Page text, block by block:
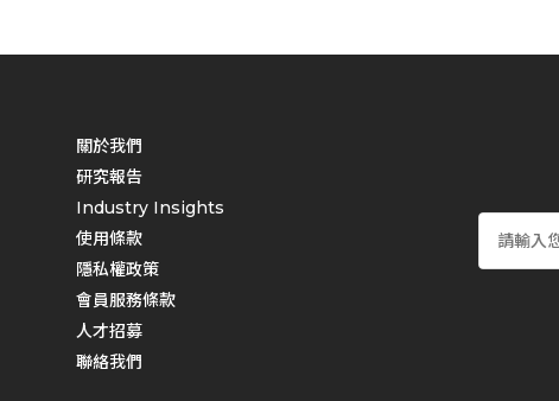
關於我們
研究報告
Industry Insights
使用條款
隱私權政策
會員服務條款
人才招募
聯絡我們